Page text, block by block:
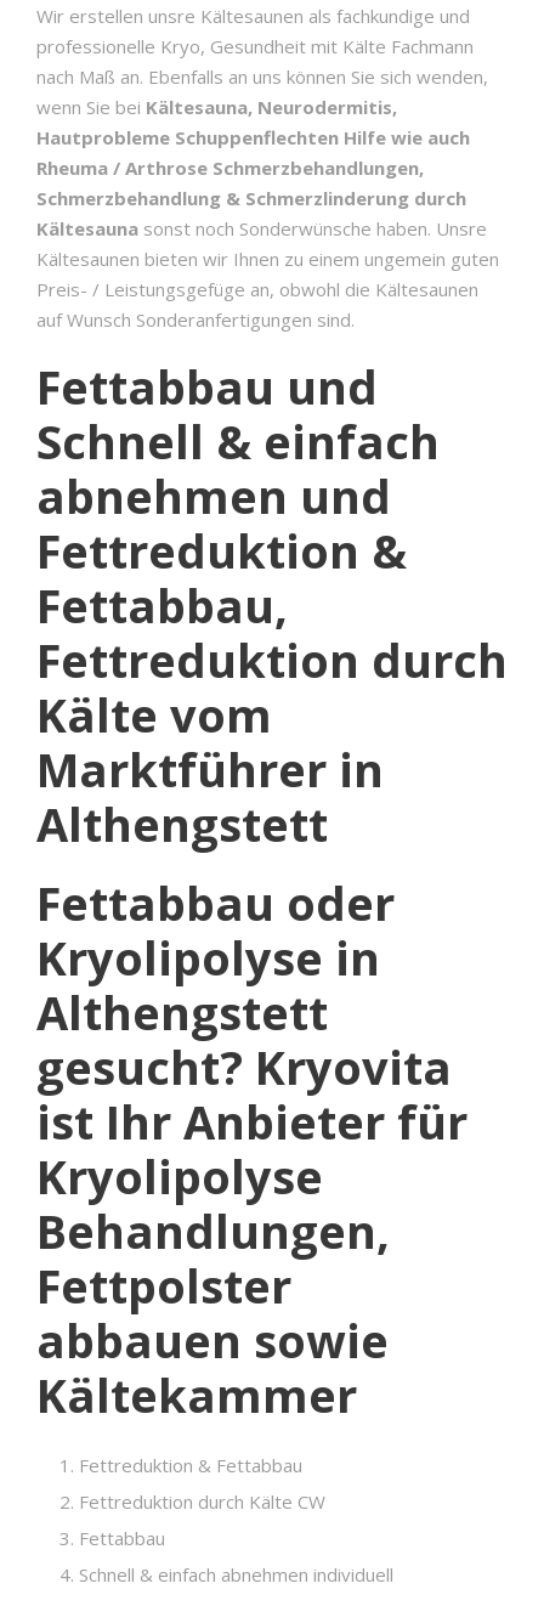
Wir erstellen unsre Kältesaunen als fachkundige und
professionelle Kryo, Gesundheit mit Kälte Fachmann
nach Maß an. Ebenfalls an uns können Sie sich wenden,
wenn Sie bei Kältesauna, Neurodermitis,
Hautprobleme Schuppenflechten Hilfe wie auch
Rheuma / Arthrose Schmerzbehandlungen,
Schmerzbehandlung & Schmerzlinderung durch
Kältesauna sonst noch Sonderwünsche haben. Unsre
Kältesaunen bieten wir Ihnen zu einem ungemein guten
Preis- / Leistungsgefüge an, obwohl die Kältesaunen
auf Wunsch Sonderanfertigungen sind.
Fettabbau und
Schnell & einfach
abnehmen und
Fettreduktion &
Fettabbau,
Fettreduktion durch
Kälte vom
Marktführer in
Althengstett
Fettabbau oder
Kryolipolyse in
Althengstett
gesucht? Kryovita
ist Ihr Anbieter für
Kryolipolyse
Behandlungen,
Fettpolster
abbauen sowie
Kältekammer
Fettreduktion & Fettabbau
Fettreduktion durch Kälte CW
Fettabbau
Schnell & einfach abnehmen individuell